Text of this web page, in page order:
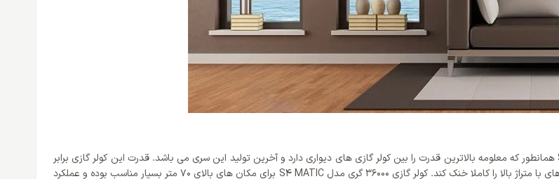
قدرت یک ملاک اصلی برای کولر گازی ها است. کولر گازی 36000 گری مدل S4 MATIC همانطور که معلومه بالاترین قدرت را بین کولر گازی های دیواری دارد و آخرین تولید این سری می باشد. قدرت این کولر گازی برابر
با 36000 BTU/h می باشد که قدرت خیلی زیاد و باور نکردنی دارد که می تواند مکان های با متراژ بالا را کاملا خنک کند. کولر گازی 36000 گری مدل S4 MATIC برای مکان های بالای 70 متر بسیار مناسب بوده و عملکرد